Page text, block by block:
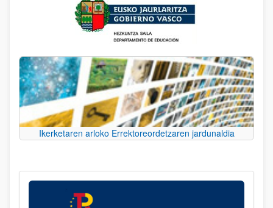
Ikerketaren arloko Errektoreordetzaren jardunaldia